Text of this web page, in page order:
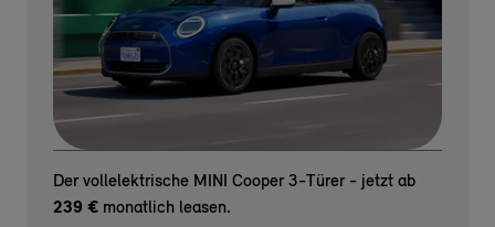
Der vollelektrische MINI Cooper 3-Türer - jetzt ab
239 € monatlich leasen.